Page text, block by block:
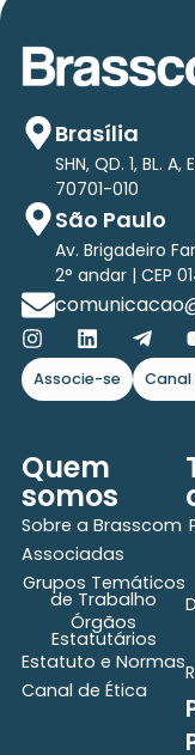
Brasília
SHN, QD. 1, BL.
70701-010
São Paulo
Av. Brigadeiro
2° andar | CEP
Associe-se Canal
Quem
somos
Sobre a Brasscom
Associadas
Grupos Temáticos
de Trabalho
Órgãos
Estatutários
Estatuto e Normas
Canal de Ética